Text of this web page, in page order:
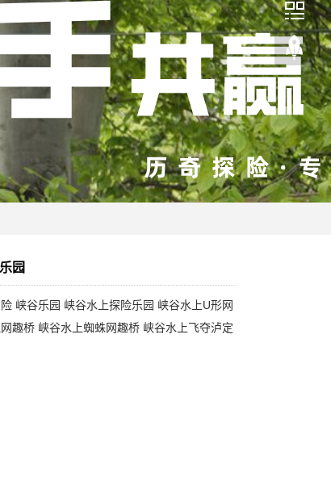
园
峡谷乐园 峡谷水上探险乐园 峡谷水上U形网
趣桥 峡谷水上蜘蛛网趣桥 峡谷水上飞夺泸定